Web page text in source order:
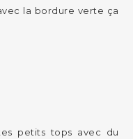
la bordure verte ça
petits tops avec du